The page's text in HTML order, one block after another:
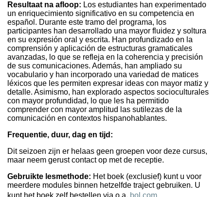
Resultaat na afloop: Los estudiantes han experimentado
un enriquecimiento significativo en su competencia en
español. Durante este tramo del programa, los
participantes han desarrollado una mayor fluidez y soltura
en su expresión oral y escrita. Han profundizado en la
comprensión y aplicación de estructuras gramaticales
avanzadas, lo que se refleja en la coherencia y precisión
de sus comunicaciones. Además, han ampliado su
vocabulario y han incorporado una variedad de matices
léxicos que les permiten expresar ideas con mayor matiz y
detalle. Asimismo, han explorado aspectos socioculturales
con mayor profundidad, lo que les ha permitido
comprender con mayor amplitud las sutilezas de la
comunicación en contextos hispanohablantes.
Frequentie, duur, dag en tijd:
Dit seizoen zijn er helaas geen groepen voor deze cursus,
maar neem gerust contact op met de receptie.
Gebruikte lesmethode: Het boek (exclusief) kunt u voor
meerdere modules binnen hetzelfde traject gebruiken. U
kunt het boek zelf bestellen via o.a. bol.com